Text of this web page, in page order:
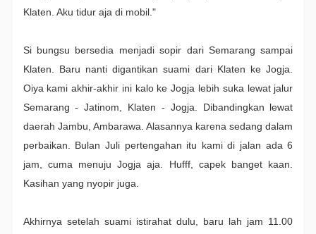
Klaten. Aku tidur aja di mobil."
Si bungsu bersedia menjadi sopir dari Semarang sampai
Klaten. Baru nanti digantikan suami dari Klaten ke Jogja.
Oiya kami akhir-akhir ini kalo ke Jogja lebih suka lewat jalur
Semarang - Jatinom, Klaten - Jogja. Dibandingkan lewat
daerah Jambu, Ambarawa. Alasannya karena sedang dalam
perbaikan. Bulan Juli pertengahan itu kami di jalan ada 6
jam, cuma menuju Jogja aja. Hufff, capek banget kaan.
Kasihan yang nyopir juga.
Akhirnya setelah suami istirahat dulu, baru lah jam 11.00